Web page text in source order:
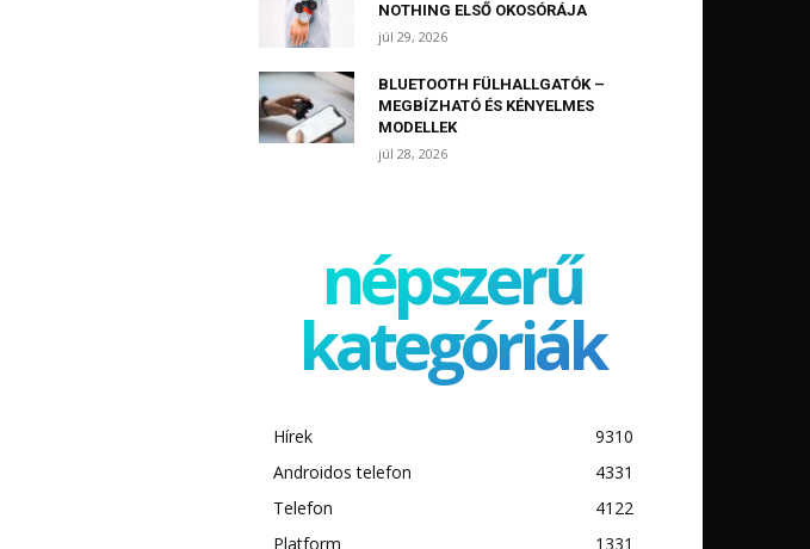
NOTHING ELSŐ OKOSÓRÁJA
júl 29, 2026
BLUETOOTH FÜLHALLGATÓK –
MEGBÍZHATÓ ÉS KÉNYELMES
MODELLEK
júl 28, 2026
népszerű
kategóriák
Hírek
9310
Androidos telefon
4331
Telefon
4122
Platform
1331